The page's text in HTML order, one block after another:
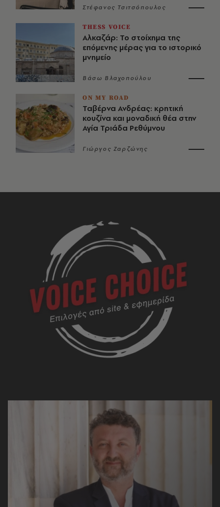
Στέφανος Τσιτσόπουλος
THESS VOICE
Αλκαζάρ: Το στοίχημα της
επόμενης μέρας για το ιστορικό
μνημείο
Βάσω Βλαχοπούλου
ON MY ROAD
Ταβέρνα Ανδρέας: κρητική
κουζίνα και μοναδική θέα στην
Αγία Τριάδα Ρεθύμνου
Γιώργος Ζαρζώνης